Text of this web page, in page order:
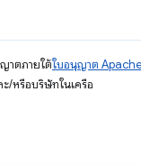
าตภายใต้ใบอนุญาต
/หรือบริษัทในเครือ